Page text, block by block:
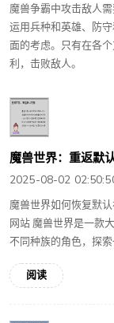
魔兽争霸中攻击敌人
运用兵种和英雄、防
面的考虑。只有在各
利，击败敌人。
魔兽世界：重返默
2025-08-02
魔兽世界如何恢复默
网站 魔兽世界是一款
不同种族的角色，探
阅读